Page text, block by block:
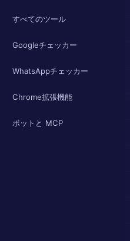
すべてのツール
Googleチェッカー
WhatsAppチェッカー
Chrome拡張機能
ボットと MCP